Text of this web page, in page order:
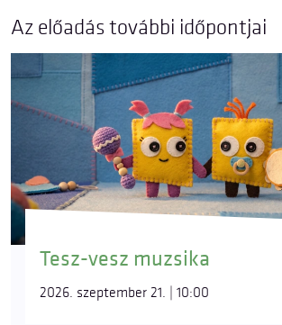
Az előadás további időpontjai
Tesz-vesz muzsika
2026. szeptember 21. | 10:00